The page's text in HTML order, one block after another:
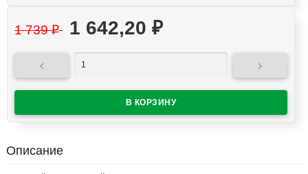
1 739₽ 1 642,20 ₽
 
Описание